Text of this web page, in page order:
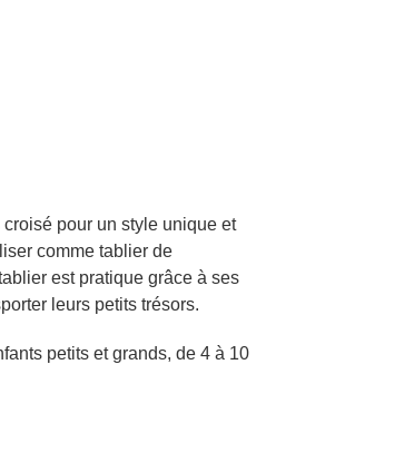
pour un style unique et
comme tablier de
est pratique grâce à ses
leurs petits trésors.
petits et grands, de 4 à 10